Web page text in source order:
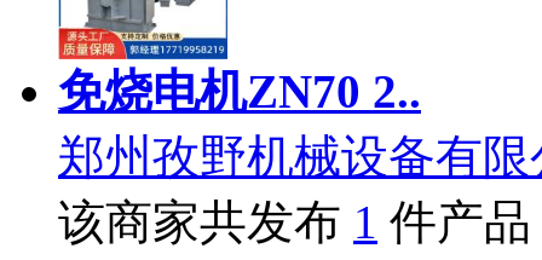
免烧电机ZN70 2..
郑州孜野机械设备有限
该商家共发布 1 件产品